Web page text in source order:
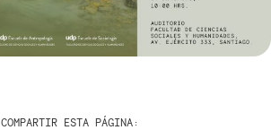
COMPARTIR ESTA PÁGINA: